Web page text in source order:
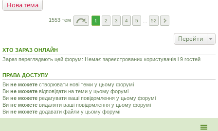
Нова тема
1553 тем 1 2 3 4 5 52
Перейти
ХТО ЗАРАЗ ОНЛАЙН
Зараз переглядають цей форум: Немає зареєстрованих користувачів і 9 гостей
ПРАВА ДОСТУПУ
Ви не можете створювати нові теми у цьому форумі
Ви не можете відповідати на теми у цьому форумі
Ви не можете редагувати ваші повідомлення у цьому форумі
Ви не можете видаляти ваші повідомлення у цьому форумі
Ви не можете додавати файли у цьому форумі